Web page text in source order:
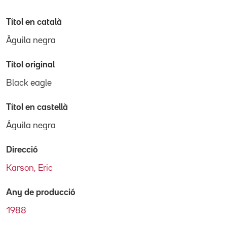
Títol en català
Àguila negra
Títol original
Black eagle
Títol en castellà
Águila negra
Direcció
Karson, Eric
Any de producció
1988